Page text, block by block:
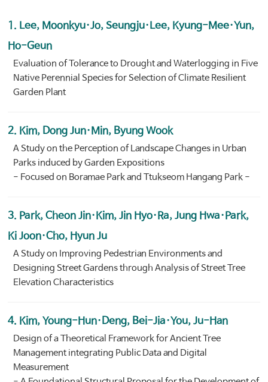
1. Lee, Moonkyu·Jo, Seungju·Lee, Kyung-Mee·Yun,
Ho-Geun
Evaluation of Tolerance to Drought and Waterlogging in Five
Native Perennial Species for Selection of Climate Resilient
Garden Plant
2. Kim, Dong Jun·Min, Byung Wook
A Study on the Perception of Landscape Changes in Urban
Parks induced by Garden Expositions
- Focused on Boramae Park and Ttukseom Hangang Park -
3. Park, Cheon Jin·Kim, Jin Hyo·Ra, Jung Hwa·Park,
Ki Joon·Cho, Hyun Ju
A Study on Improving Pedestrian Environments and
Designing Street Gardens through Analysis of Street Tree
Elevation Characteristics
4. Kim, Young-Hun·Deng, Bei-Jia·You, Ju-Han
Design of a Theoretical Framework for Ancient Tree
Management integrating Public Data and Digital
Measurement